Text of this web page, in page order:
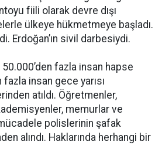
fiili olarak devre dışı
ülkeye hükmetmeye başladı.
Erdoğan’ın sivil darbesiydi.
fazla insan hapse
fazla insan gece yarısı
atıldı. Öğretmenler,
memurlar ve
polislerinin şafak
alındı. Haklarında herhangi bir